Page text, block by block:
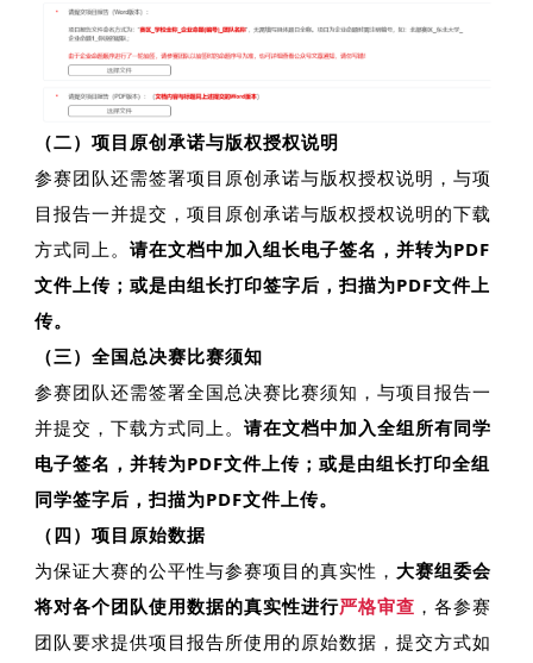
（二）项目原创承诺与版权授权说明
参赛团队还需签署项目原创承诺与版权授权说明，与项
目报告一并提交， 项目原创承诺与版权授权说明的下载
方式同上。 请在文档中加入组长电子签名，并转为PDF
文件上传；或是由组长打印签字后，扫描为PDF文件上
传。
（三）全国总决赛比赛须知
参赛团队还需签署全国总决赛比赛须知，与项目报告一
并提交， 下载方式同上。 请在文档中加入全组所有同学
电子签名，并转为PDF文件上传；或是由组长打印全组
同学签字后，扫描为PDF文件上传。
（四）项目原始数据
为保证大赛的公平性与参赛项目的真实性， 大赛组委会
将对各个团队使用数据的真实性进行严格审查 ，各参赛
团队要求提供项目报告所使用的原始数据，提交方式如